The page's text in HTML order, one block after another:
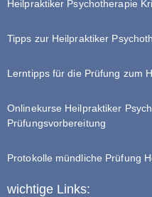
Heilpraktiker Psychotherapie
Tipps zur Heilpraktiker
Lerntipps für die Prüfung zum
Onlinekurse Heilpraktiker
Prüfungsvorbereitung
Protokolle mündliche Prüfung
wichtige Links: